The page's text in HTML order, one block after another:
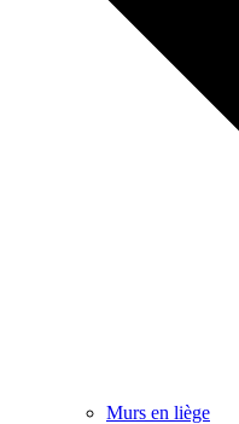
Murs en liège